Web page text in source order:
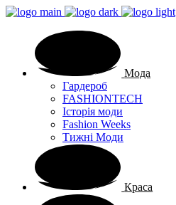
Мода
Гардероб
FASHIONTECH
Історія моди
Fashion Weeks
Тижні Моди
Краса